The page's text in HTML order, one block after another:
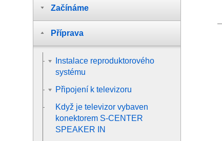
Začínáme
Příprava
Instalace reproduktorového
systému
Připojení k televizoru
Když je televizor vybaven
konektorem S-CENTER
SPEAKER IN